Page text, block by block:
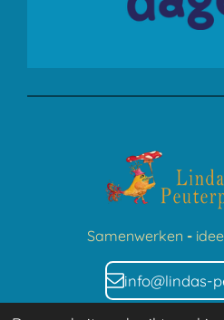
Samenwerken - idee
info@lindas-